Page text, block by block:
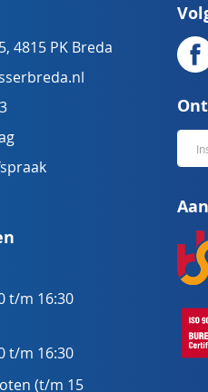
4815 PK Breda
t/m 16:30
t/m 16:30
(t/m 15
u
onze